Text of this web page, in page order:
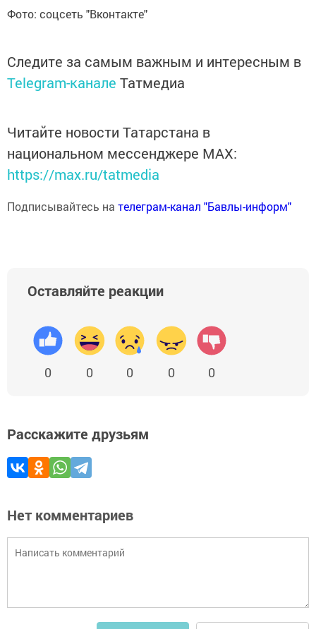
Фото: соцсеть "Вконтакте"
Следите за самым важным и интересным в
Telegram-канале Татмедиа
Читайте новости Татарстана в
национальном мессенджере MАХ:
https://max.ru/tatmedia
Подписывайтесь на телеграм-канал "Бавлы-информ"
Оставляйте реакции
0 0 0 0 0
Расскажите друзьям
Нет комментариев